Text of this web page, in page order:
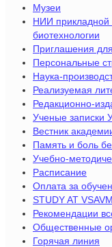
Музеи
НИИ прикладной
биотехнологии
Приглашения
Персональные
Наука-
Реализуемая
Редакционно-
Ученые записки
Вестник
Память и боль
Учебно-
Расписание
Оплата за
STUDY AT VSAVM
Рекомендации
Общественные
Горячая линия